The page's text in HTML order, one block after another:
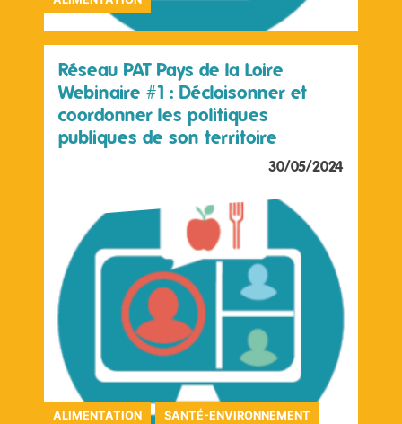
Réseau PAT Pays de la Loire
Webinaire #1 : Décloisonner et
coordonner les politiques
publiques de son territoire
30/05/2024
ALIMENTATION SANTÉ-ENVIRONNEMENT